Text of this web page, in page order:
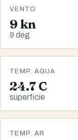
VENTO
9 kn
9 deg
TEMP. AGUA
24.7 C
superficie
TEMP. AR